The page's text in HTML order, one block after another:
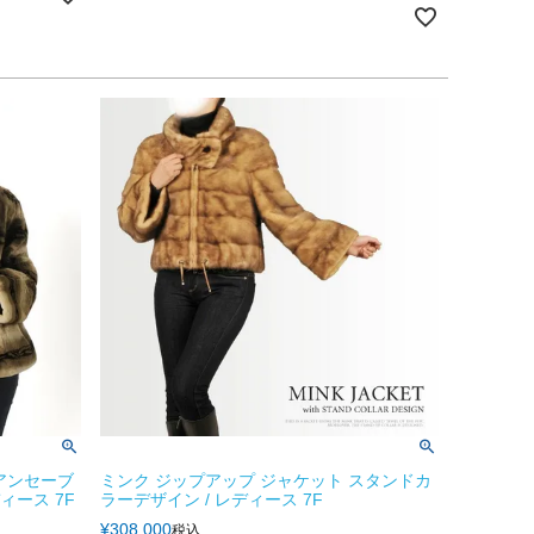
ンセーブ
ース 7F
ミンク ジップアップ ジャケット スタンドカ
ラーデザイン / レディース 7F
¥308,000税込